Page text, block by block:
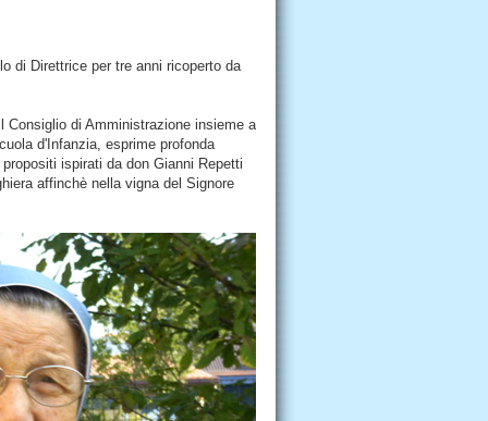
di Direttrice per tre anni ricoperto da
Consiglio di Amministrazione insieme a
d'Infanzia, esprime profonda
ispirati da don Gianni Repetti
affinchè nella vigna del Signore